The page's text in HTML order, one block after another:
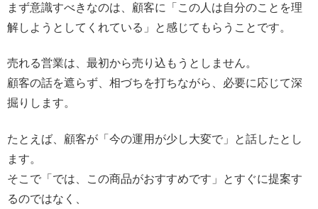
まず意識すべきなのは、顧客に「この人は自分のことを理
解しようとしてくれている」と感じてもらうことです。
売れる営業は、最初から売り込もうとしません。
顧客の話を遮らず、相づちを打ちながら、必要に応じて深
掘りします。
たとえば、顧客が「今の運用が少し大変で」と話したとし
ます。
そこで「では、この商品がおすすめです」とすぐに提案す
るのではなく、